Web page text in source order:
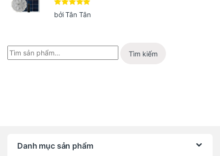
Được xếp
hạng 55
bởi Tân Tân
Tìm kiếm
Danh mục sản phẩm